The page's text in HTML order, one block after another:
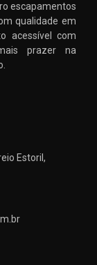
escapamentos
qualidade em
acessível com
prazer na
Estoril,